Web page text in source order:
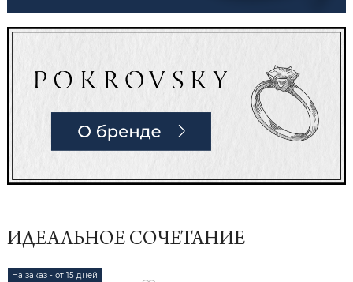
ИДЕАЛЬНОЕ СОЧЕТАНИЕ
На заказ - от 15 дней